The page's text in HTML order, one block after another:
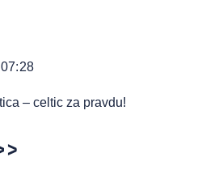
– celtic za pravdu!